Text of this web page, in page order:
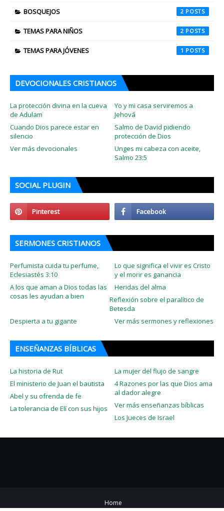
BOSQUEJOS 2
TEMAS PARA NIÑOS 2
TEMAS PARA JÓVENES 1
DEVOCIONALES CRISTIANOS
La protección divina en la cueva
de Adulam
Yo y mi casa serviremos a
Jehová
Cuando Dios parece estar en
silencio
Salmo de David pidiendo
protección de Dios
Ver más devocionales
Unges mi cabeza con aceite,
Salmo 23:5
SOCIAL PLUGIN
SERMONES CRISTIANOS
Perfumista cuida tu perfume,
Eclesiastés 3:10
Lo que significa el vivir es Cristo
y el morir es ganancia
A los que aman a Dios todas las
cosas les ayudan a bien
Heridas del alma
Reflexión sobre el paralítico de
Betesda
Ver más sermones y reflexiones
Despierta a tu gigante
ENSEÑANZAS BÍBLICAS
La historia de Rut
La mujer del flujo de sangre
El ministerio de Juan el bautista
4 Razones por las que Dios ama
al dador alegre
Abel y su ofrenda de fe
Ver más enseñanzas bíblicas
La tolerancia de Elí con sus hijos
Los Jueces de Israel
Home